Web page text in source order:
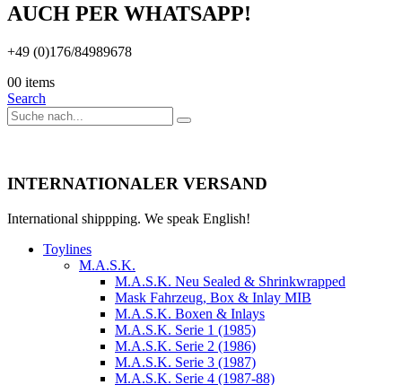
AUCH PER WHATSAPP!
+49 (0)176/84989678
00 items
Search
INTERNATIONALER VERSAND
International shippping. We speak English!
Toylines
M.A.S.K.
M.A.S.K. Neu Sealed & Shrinkwrapped
Mask Fahrzeug, Box & Inlay MIB
M.A.S.K. Boxen & Inlays
M.A.S.K. Serie 1 (1985)
M.A.S.K. Serie 2 (1986)
M.A.S.K. Serie 3 (1987)
M.A.S.K. Serie 4 (1987-88)